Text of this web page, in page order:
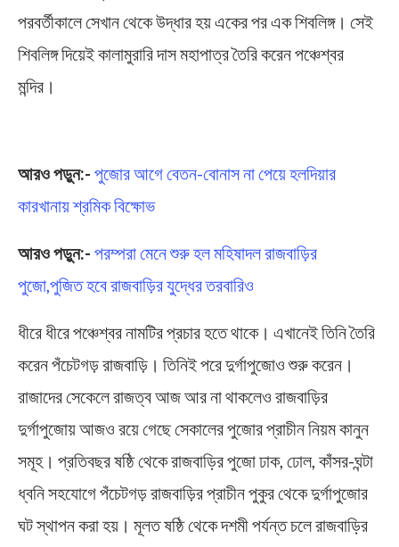
পরবর্তীকালে সেখান থেকে উদ্ধার হয় একের পর এক শিবলিঙ্গ। সেই
শিবলিঙ্গ দিয়েই কালামুরারি দাস মহাপাত্র তৈরি করেন পঞ্চেশ্বর
মন্দির।
আরও পড়ুন:- পুজোর আগে বেতন-বোনাস না পেয়ে হলদিয়ার
কারখানায় শ্রমিক বিক্ষোভ
আরও পড়ুন:- পরম্পরা মেনে শুরু হল মহিষাদল রাজবাড়ির
পুজো,পুজিত হবে রাজবাড়ির যুদ্ধের তরবারিও
ধীরে ধীরে পঞ্চেশ্বর নামটির প্রচার হতে থাকে। এখানেই তিনি তৈরি
করেন পঁচেটগড় রাজবাড়ি। তিনিই পরে দুর্গাপুজোও শুরু করেন।
রাজাদের সেকেলে রাজত্ব আজ আর না থাকলেও রাজবাড়ির
দুর্গাপুজোয় আজও রয়ে গেছে সেকালের পুজোর প্রাচীন নিয়ম কানুন
সমূহ। প্রতিবছর ষষ্ঠি থেকে রাজবাড়ির পুজো ঢাক, ঢোল, কাঁসর-ঘন্টা
ধ্বনি সহযোগে পঁচেটগড় রাজবাড়ির প্রাচীন পুকুর থেকে দুর্গাপুজোর
ঘট স্থাপন করা হয়। মূলত ষষ্ঠি থেকে দশমী পর্যন্ত চলে রাজবাড়ির